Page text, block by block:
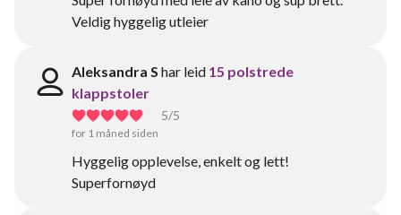
Veldig hyggelig utleier
Aleksandra S har leid 15 polstrede
klappstoler
5/5
for 1 måned siden
Hyggelig opplevelse, enkelt og lett!
Superfornøyd